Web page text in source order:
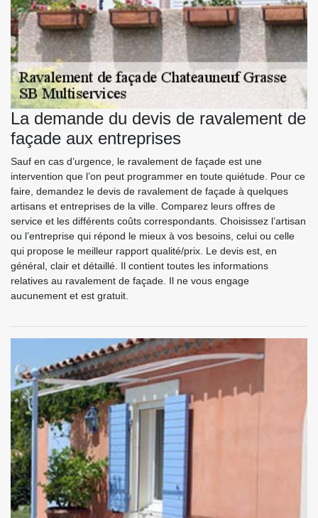
La demande du devis de ravalement de
façade aux entreprises
Sauf en cas d’urgence, le ravalement de façade est une
intervention que l’on peut programmer en toute quiétude. Pour ce
faire, demandez le devis de ravalement de façade à quelques
artisans et entreprises de la ville. Comparez leurs offres de
service et les différents coûts correspondants. Choisissez l’artisan
ou l’entreprise qui répond le mieux à vos besoins, celui ou celle
qui propose le meilleur rapport qualité/prix. Le devis est, en
général, clair et détaillé. Il contient toutes les informations
relatives au ravalement de façade. Il ne vous engage
aucunement et est gratuit.